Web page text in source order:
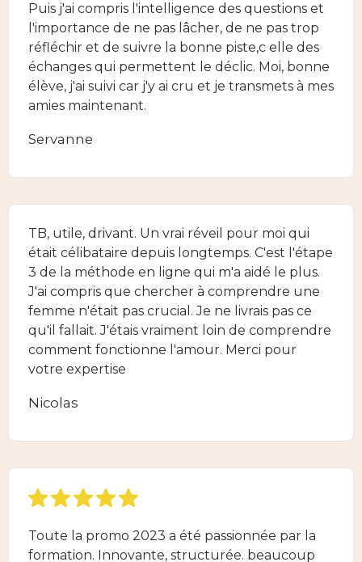
Puis j'ai compris l'intelligence des questions et
l'importance de ne pas lâcher, de ne pas trop
réfléchir et de suivre la bonne piste,c elle des
échanges qui permettent le déclic. Moi, bonne
élève, j'ai suivi car j'y ai cru et je transmets à mes
amies maintenant.
Servanne
TB, utile, drivant. Un vrai réveil pour moi qui
était célibataire depuis longtemps. C'est l'étape
3 de la méthode en ligne qui m'a aidé le plus.
J'ai compris que chercher à comprendre une
femme n'était pas crucial. Je ne livrais pas ce
qu'il fallait. J'étais vraiment loin de comprendre
comment fonctionne l'amour. Merci pour
votre expertise
Nicolas
Toute la promo 2023 a été passionnée par la
formation. Innovante, structurée. beaucoup